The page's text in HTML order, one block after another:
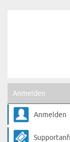
Anmelden
Anmelden